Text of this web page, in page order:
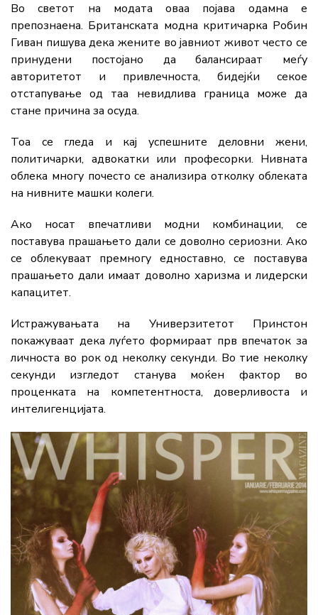
Во светот на модата оваа појава одамна е
препознаена. Британската модна критичарка Робин
Гиван пишува дека жените во јавниот живот често се
принудени постојано да балансираат меѓу
авторитетот и привлечноста, бидејќи секое
отстапување од таа невидлива граница може да
стане причина за осуда.
Тоа се гледа и кај успешните деловни жени,
политичарки, адвокатки или професорки. Нивната
облека многу почесто се анализира отколку облеката
на нивните машки колеги.
Ако носат впечатливи модни комбинации, се
поставува прашањето дали се доволно сериозни. Ако
се облекуваат премногу едноставно, се поставува
прашањето дали имаат доволно харизма и лидерски
капацитет.
Истражувањата на Универзитетот Принстон
покажуваат дека луѓето формираат прв впечаток за
личноста во рок од неколку секунди. Во тие неколку
секунди изгледот станува моќен фактор во
проценката на компетентноста, доверливоста и
интелигенцијата.